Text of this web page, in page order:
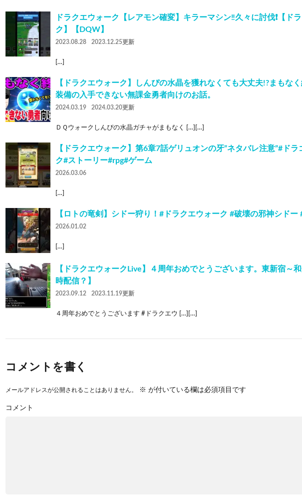
ドラクエウォーク【レアモン確変】キラーマシン‼️久々に討伐❗️【ド
ク】【DQW】
2023.08.28 2023.12.25更新
[…]
【ドラクエウォーク】しんぴの水晶を獲れなくても大丈夫!?まもな
装備の入手できない無課金勇者向けのお話。
2024.03.19 2024.03.20更新
ＤＱウォークしんぴの水晶ガチャがまもなく […][…]
【ドラクエウォーク】第6章7話ゲリュオンの牙”ネタバレ注意”#ド
ク#ストーリー#rpg#ゲーム
2026.03.06
[…]
【ロトの竜剣】シドー狩り！#ドラクエウォーク #破壊の邪神シドー
2026.01.02
[…]
【ドラクエウォークLive】４周年おめでとうございます。東新宿～
時配信？】
2023.09.12 2023.11.19更新
４周年おめでとうございます #ドラクエウ […][…]
コメントを書く
メールアドレスが公開されることはありません。 ※ が付いている欄は必須項目です
コメント